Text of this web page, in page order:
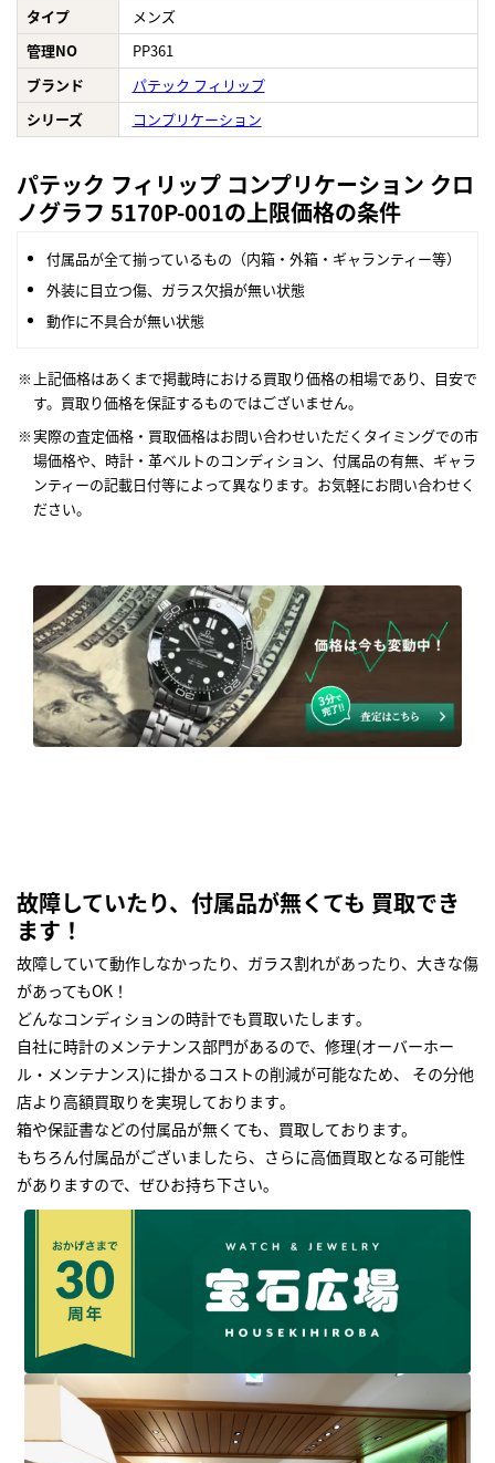
タイプ
メンズ
管理NO
PP361
ブランド
パテック フィリップ
シリーズ
コンプリケーション
パテック フィリップ コンプリケーション クロ
ノグラフ 5170P-001の上限価格の条件
付属品が全て揃っているもの（内箱・外箱・ギャランティー等）
外装に目立つ傷、ガラス欠損が無い状態
動作に不具合が無い状態
上記価格はあくまで掲載時における買取り価格の相場であり、目安で
す。買取り価格を保証するものではございません。
実際の査定価格・買取価格はお問い合わせいただくタイミングでの市
場価格や、時計・革ベルトのコンディション、付属品の有無、ギャラ
ンティーの記載日付等によって異なります。お気軽にお問い合わせく
ださい。
故障していたり、付属品が無くても 買取でき
ます！
故障していて動作しなかったり、ガラス割れがあったり、大きな傷
があってもOK！
どんなコンディションの時計でも買取いたします｡
自社に時計のメンテナンス部門があるので、修理(オーバーホー
ル・メンテナンス)に掛かるコストの削減が可能なため、 その分他
店より高額買取りを実現しております｡
箱や保証書などの付属品が無くても、買取しております。
もちろん付属品がございましたら、さらに高価買取となる可能性
がありますので、ぜひお持ち下さい｡